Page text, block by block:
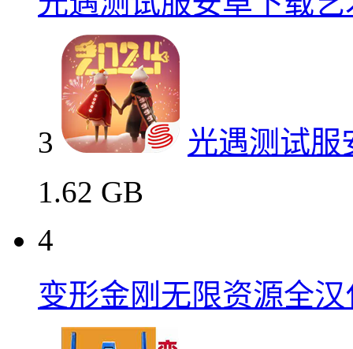
红色警戒2心
312.3 MB
3
光遇测试服安卓下载